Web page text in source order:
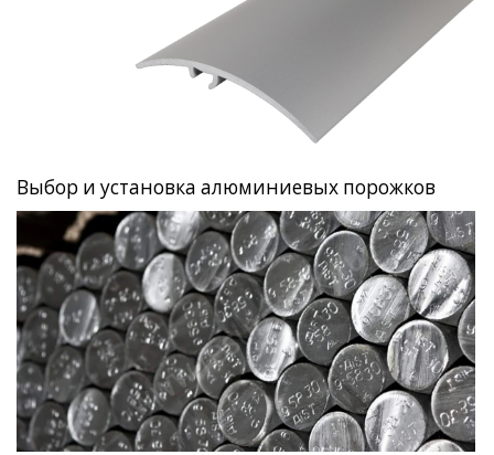
Выбор и установка алюминиевых порожков